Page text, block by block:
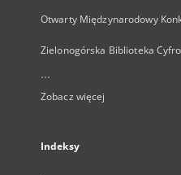
Otwarty Międzynarodowy
Zielonogórska Biblioteka
...
Zobacz więcej
Indeksy